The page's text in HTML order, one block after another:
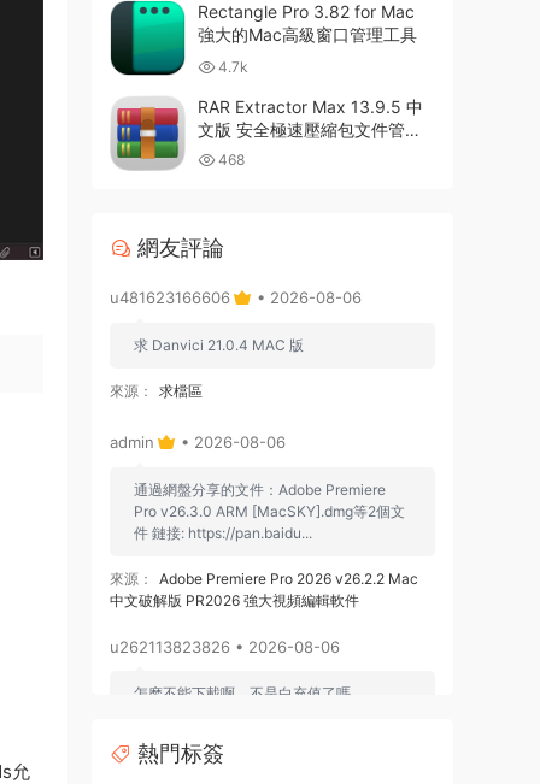
允
Rectangle Pro 3.82 for Mac
強大的Mac高級窗口管理工具
4.7k
RAR Extractor Max 13.9.5 中
文版 安全極速壓縮包文件管理
器 468
網友評論
u481623166606 • 2026-08-06
求 Danvici 21.0.4 MAC 版
來源： 求檔區
admin • 2026-08-06
通過網盤分享的文件：Adobe Premiere
Pro v26.3.0 ARM [MacSKY].dmg等2個文
件 鏈接: https://pan.baidu...
來源：
Adobe Premiere Pro 2026 v26.2.2 Mac
中文破解版 PR2026 強大視頻編輯軟件
u262113823826 • 2026-08-06
怎麽不能下載啊，不是白充值了嗎
來源：
Adobe Premiere Pro 2026 v26.2.2 Mac
中文破解版 PR2026 強大視頻編輯軟件
熱門标簽